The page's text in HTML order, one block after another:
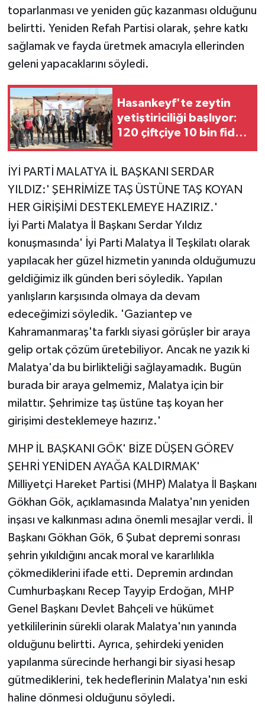
toparlanması ve yeniden güç kazanması olduğunu
belirtti. Yeniden Refah Partisi olarak, şehre katkı
sağlamak ve fayda üretmek amacıyla ellerinden
geleni yapacaklarını söyledi.
Hasankeyf'te zeytin
yetiştiriciliği başlıyor:
120 çiftçiye 10 bin fidan
İYİ PARTİ MALATYA İL BAŞKANI SERDAR
YILDIZ:' ŞEHRİMİZE TAŞ ÜSTÜNE TAŞ KOYAN
HER GİRİŞİMİ DESTEKLEMEYE HAZIRIZ.'
İyi Parti Malatya İl Başkanı Serdar Yıldız
konuşmasında' İyi Parti Malatya İl Teşkilatı olarak
yapılacak her güzel hizmetin yanında olduğumuzu
geldiğimiz ilk günden beri söyledik. Yapılan
yanlışların karşısında olmaya da devam
edeceğimizi söyledik. 'Gaziantep ve
Kahramanmaraş'ta farklı siyasi görüşler bir araya
gelip ortak çözüm üretebiliyor. Ancak ne yazık ki
Malatya'da bu birlikteliği sağlayamadık. Bugün
burada bir araya gelmemiz, Malatya için bir
milattır. Şehrimize taş üstüne taş koyan her
girişimi desteklemeye hazırız.'
MHP İL BAŞKANI GÖK' BİZE DÜŞEN GÖREV
ŞEHRİ YENİDEN AYAĞA KALDIRMAK'
Milliyetçi Hareket Partisi (MHP) Malatya İl Başkanı
Gökhan Gök, açıklamasında Malatya'nın yeniden
inşası ve kalkınması adına önemli mesajlar verdi. İl
Başkanı Gökhan Gök, 6 Şubat depremi sonrası
şehrin yıkıldığını ancak moral ve kararlılıkla
çökmediklerini ifade etti. Depremin ardından
Cumhurbaşkanı Recep Tayyip Erdoğan, MHP
Genel Başkanı Devlet Bahçeli ve hükümet
yetkililerinin sürekli olarak Malatya'nın yanında
olduğunu belirtti. Ayrıca, şehirdeki yeniden
yapılanma sürecinde herhangi bir siyasi hesap
gütmediklerini, tek hedeflerinin Malatya'nın eski
haline dönmesi olduğunu söyledi.